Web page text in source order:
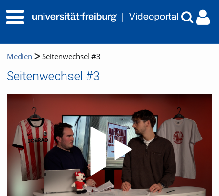
Medien Seitenwechsel #3
Seitenwechsel #3